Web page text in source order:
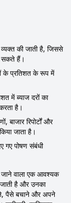
की जाती है, जिससे
सकते हैं।
के प्रतिशत के रूप में
में ब्याज दरों का
है।
बाजार रिपोर्टों और
जाता है।
गए पोषण संबंधी
जाने वाला एक आवश्यक
है और उनका
पैसे बचाने और अपने